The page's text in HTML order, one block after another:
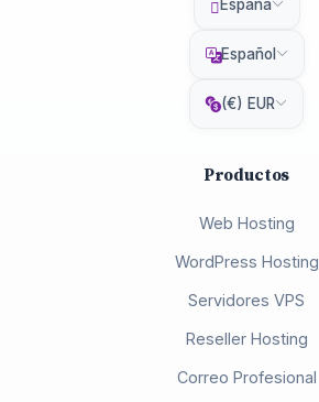
España
Español
(€) EUR
Productos
Web Hosting
WordPress Hosting
Servidores VPS
Reseller Hosting
Correo Profesional